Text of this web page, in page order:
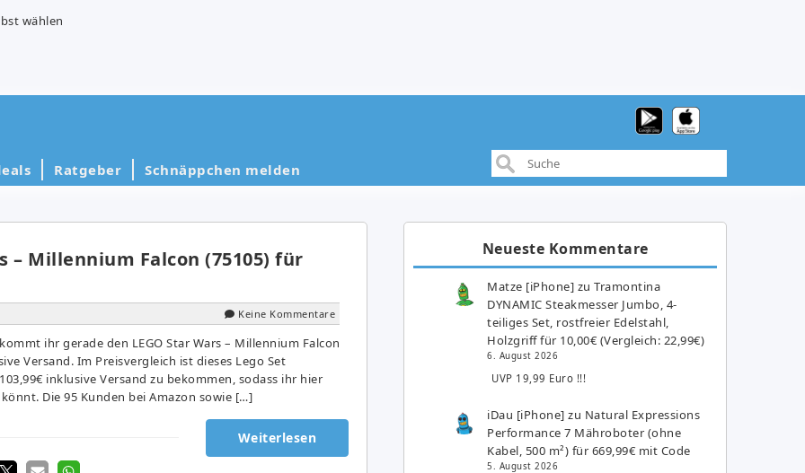
wählen
Ratgeber Schnäppchen melden
– Millennium Falcon (75105) für
Keine Kommentare
ihr gerade den LEGO Star Wars – Millennium Falcon
Versand. Im Preisvergleich ist dieses Lego Set
inklusive Versand zu bekommen, sodass ihr hier
Die 95 Kunden bei Amazon sowie […]
Weiterlesen
Neueste Kommentare
Matze [iPhone] zuTramontina
DYNAMIC Steakmesser Jumbo, 4-
teiliges Set, rostfreier Edelstahl,
Holzgriff für 10,00€ (Vergleich: 22,99€)
6. August 2026
UVP 19,99 Euro !!!
iDau [iPhone] zu Natural Expressions
Performance 7 Mähroboter (ohne
Kabel, 500 m²) für 669,99€ mit Code
5. August 2026